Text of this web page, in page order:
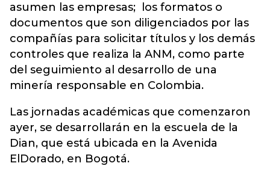
asumen las empresas; los formatos o
documentos que son diligenciados por las
compañías para solicitar títulos y los demás
controles que realiza la ANM, como parte
del seguimiento al desarrollo de una
minería responsable en Colombia.
Las jornadas académicas que comenzaron
ayer, se desarrollarán en la escuela de la
Dian, que está ubicada en la Avenida
ElDorado, en Bogotá.